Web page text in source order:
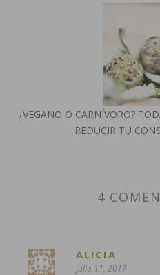
¿VEGANO O CARNÍVORO?
REDUCIR TU
4
ALICIA
julio 11, 2017